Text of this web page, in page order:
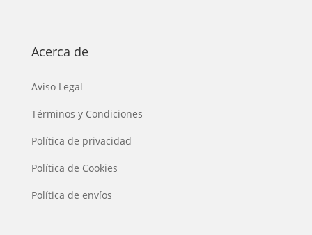
Acerca de
Aviso Legal
Términos y Condiciones
Política de privacidad
Política de Cookies
Política de envíos